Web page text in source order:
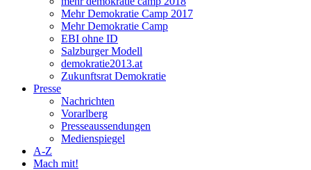
Mehr Demokratie Camp 2017
Mehr Demokratie Camp
EBI ohne ID
Salzburger Modell
demokratie2013.at
Zukunftsrat Demokratie
Presse
Nachrichten
Vorarlberg
Presseaussendungen
Medienspiegel
A-Z
Mach mit!